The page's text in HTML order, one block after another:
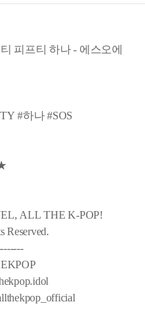
피프티 하나 - 에스오에
#하나 #SOS
ALL THE K-POP!